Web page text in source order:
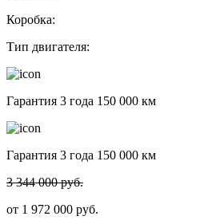
Коробка:
Тип двигателя:
Гарантия 3 года 150 000 км
Гарантия 3 года 150 000 км
3 344 000 руб.
от 1 972 000 руб.